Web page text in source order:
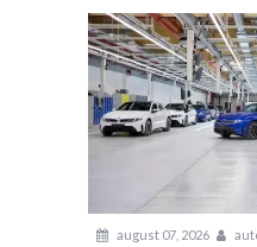
august 07, 2026